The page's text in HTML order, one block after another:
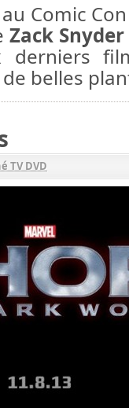
au Comic
Zack
derniers
belles
TV DVD